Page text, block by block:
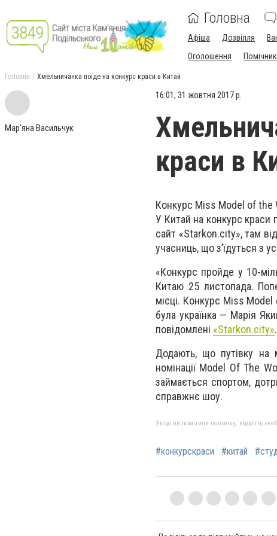
Головна
Афіша Дозвілля
Оголошення
Помічник
Головна Хмельничанка поїде на конкурс краси в Китай
Мар'яна Васильчук
16:01, 31 жовтня 2017 р.
краси в
Конкурс Miss Model of the
У Китай на конкурс краси
сайт «Starkon.city», там
учасниць, що з’їдуться з
«Конкурс пройде у 10-
Китаю 25 листопада.
місці. Конкурс Miss
була українка — Марія
повідомлені «Starkon.city».
Додають, що путівку на
номінації Model Of The
займається спортом,
справжнє шоу.
Якщо ви помітили помилку, виділіть
#конкурскраси #китай